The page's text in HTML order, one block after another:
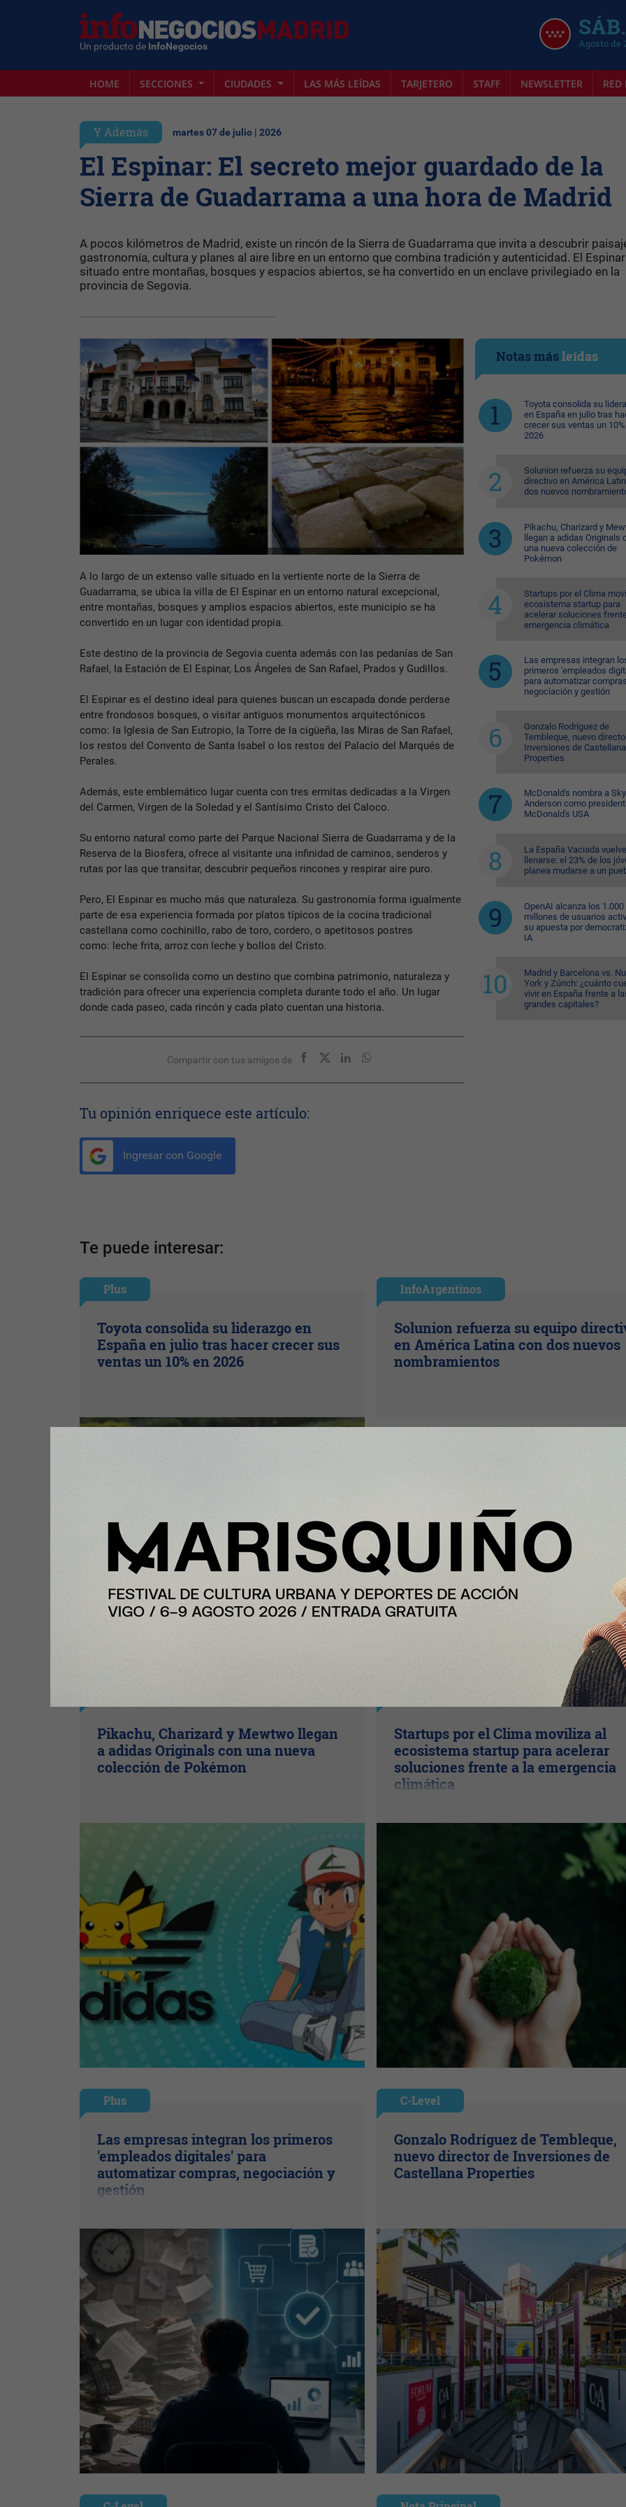
Un producto de InfoNegocios Agosto de
HOME SECCIONES CIUDADES LAS MÁS LEÍDAS TARJETERO STAFF NEWSLETTER
Y Además martes 07 de julio | 2026
El Espinar: El secreto mejor guardado de la
Sierra de Guadarrama a una hora de Madrid
A pocos kilómetros de Madrid, existe un rincón de la Sierra de Guadarrama que invita a descubrir
gastronomía, cultura y planes al aire libre en un entorno que combina tradición y autenticidad. El Espinar
situado entre montañas, bosques y espacios abiertos, se ha convertido en un enclave privilegiado en la
provincia de Segovia.
A lo largo de un extenso valle situado en la vertiente norte de la Sierra de
Guadarrama, se ubica la villa de El Espinar en un entorno natural excepcional,
entre montañas, bosques y amplios espacios abiertos, este municipio se ha
convertido en un lugar con identidad propia.
Este destino de la provincia de Segovia cuenta además con las pedanías de San
Rafael, la Estación de El Espinar, Los Ángeles de San Rafael, Prados y Gudillos.
El Espinar es el destino ideal para quienes buscan un escapada donde perderse
entre frondosos bosques, o visitar antiguos monumentos arquitectónicos
como: la Iglesia de San Eutropio, la Torre de la cigüeña, las Miras de San Rafael,
los restos del Convento de Santa Isabel o los restos del Palacio del Marqués de
Perales.
Además, este emblemático lugar cuenta con tres ermitas dedicadas a la Virgen
del Carmen, Virgen de la Soledad y el Santísimo Cristo del Caloco.
Su entorno natural como parte del Parque Nacional Sierra de Guadarrama y de la
Reserva de la Biosfera, ofrece al visitante una infinidad de caminos, senderos y
rutas por las que transitar, descubrir pequeños rincones y respirar aire puro.
Pero, El Espinar es mucho más que naturaleza. Su gastronomía forma igualmente
parte de esa experiencia formada por platos típicos de la cocina tradicional
castellana como cochinillo, rabo de toro, cordero, o apetitosos postres
como: leche frita, arroz con leche y bollos del Cristo.
El Espinar se consolida como un destino que combina patrimonio, naturaleza y
tradición para ofrecer una experiencia completa durante todo el año. Un lugar
donde cada paseo, cada rincón y cada plato cuentan una historia.
Compartir con tus amigos de
Tu opinión enriquece este artículo:
Ingresar con Google
Notas másleídas
Toyota consolida su
en España en julio tras
crecer sus ventas un
2026
Solunion refuerza su
directivo en América
dos nuevos
Pikachu, Charizard y
llegan a adidas Originals
una nueva colección de
Pokémon
Startups por el Clima
ecosistema startup para
acelerar soluciones
emergencia climática
Las empresas integran
primeros 'empleados
para automatizar
negociación y gestión
Gonzalo Rodríguez de
Tembleque, nuevo
Inversiones de Castellana
Properties
McDonald's nombra a
Anderson como
McDonald's USA
La España Vaciada
llenarse: el 23% de los
planea mudarse a un
OpenAI alcanza los 1.000
millones de usuarios
su apuesta por
IA
Madrid y Barcelona vs.
York y Zúrich: ¿cuánto
vivir en España frente a
grandes capitales?
Te puede interesar:
Plus
Toyota consolida su liderazgo en
España en julio tras hacer crecer sus
ventas un 10% en 2026
InfoArgentinos
Solunion refuerza su equipo
en América Latina con dos nuevos
nombramientos
Y Además
Pikachu, Charizard y Mewtwo llegan
a adidas Originals con una nueva
colección de Pokémon
InfoStartUps
Startups por el Clima moviliza al
ecosistema startup para acelerar
soluciones frente a la emergencia
climática
Plus
Las empresas integran los primeros
'empleados digitales' para
automatizar compras, negociación y
gestión
C-Level
Gonzalo Rodríguez de Tembleque,
nuevo director de Inversiones de
Castellana Properties